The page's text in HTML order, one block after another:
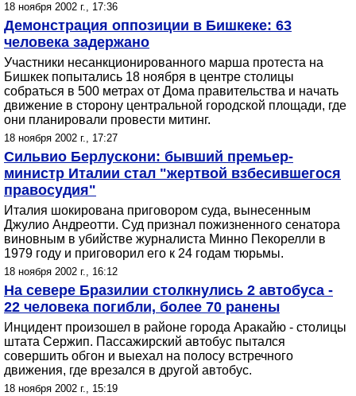
18 ноября 2002 г., 17:36
Демонстрация оппозиции в Бишкеке: 63
человека задержано
Участники несанкционированного марша протеста на
Бишкек попытались 18 ноября в центре столицы
собраться в 500 метрах от Дома правительства и начать
движение в сторону центральной городской площади, где
они планировали провести митинг.
18 ноября 2002 г., 17:27
Сильвио Берлускони: бывший премьер-
министр Италии стал "жертвой взбесившегося
правосудия"
Италия шокирована приговором суда, вынесенным
Джулио Андреотти. Суд признал пожизненного сенатора
виновным в убийстве журналиста Минно Пекорелли в
1979 году и приговорил его к 24 годам тюрьмы.
18 ноября 2002 г., 16:12
На севере Бразилии столкнулись 2 автобуса -
22 человека погибли, более 70 ранены
Инцидент произошел в районе города Аракайю - столицы
штата Сержип. Пассажирский автобус пытался
совершить обгон и выехал на полосу встречного
движения, где врезался в другой автобус.
18 ноября 2002 г., 15:19